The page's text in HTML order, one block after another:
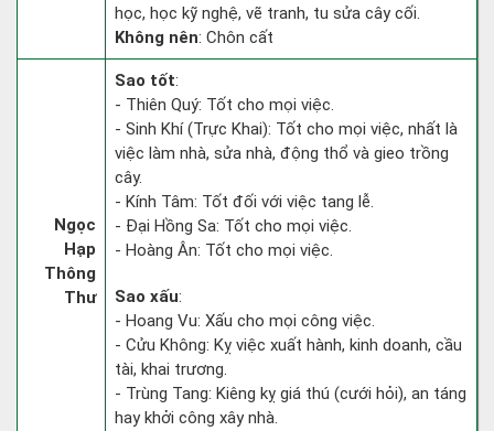
học, học kỹ nghệ, vẽ tranh, tu sửa cây cối.
Không nên: Chôn cất
Ngọc
Hạp
Thông
Thư
Sao tốt:
- Thiên Quý: Tốt cho mọi việc.
- Sinh Khí (Trực Khai): Tốt cho mọi việc, nhất là
việc làm nhà, sửa nhà, động thổ và gieo trồng
cây.
- Kính Tâm: Tốt đối với việc tang lễ.
- Đại Hồng Sa: Tốt cho mọi việc.
- Hoàng Ân: Tốt cho mọi việc.
Sao xấu:
- Hoang Vu: Xấu cho mọi công việc.
- Cửu Không: Kỵ việc xuất hành, kinh doanh, cầu
tài, khai trương.
- Trùng Tang: Kiêng kỵ giá thú (cưới hỏi), an táng
hay khởi công xây nhà.